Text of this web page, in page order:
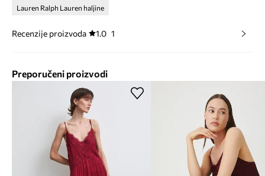
Lauren Ralph Lauren haljine
Recenzije proizvoda 1.0 1
Preporučeni proizvodi